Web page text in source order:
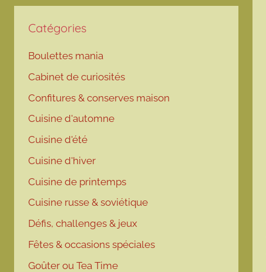
Catégories
Boulettes mania
Cabinet de curiosités
Confitures & conserves maison
Cuisine d'automne
Cuisine d'été
Cuisine d'hiver
Cuisine de printemps
Cuisine russe & soviétique
Défis, challenges & jeux
Fêtes & occasions spéciales
Goûter ou Tea Time